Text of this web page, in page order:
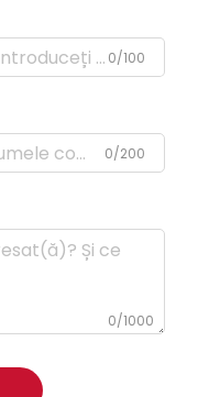
0/100
0/200
0/1000